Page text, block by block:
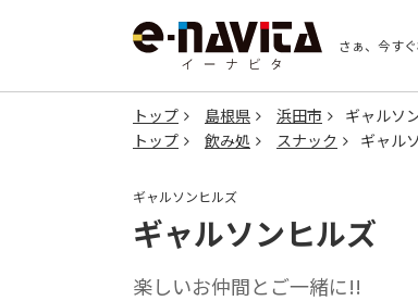
さぁ、今すぐ
トップ 島根県 浜田市
ギャルソ
トップ
飲み処 スナック ギャル
ギャルソンヒルズ
ギャルソンヒルズ
楽しいお仲間とご一緒に!!